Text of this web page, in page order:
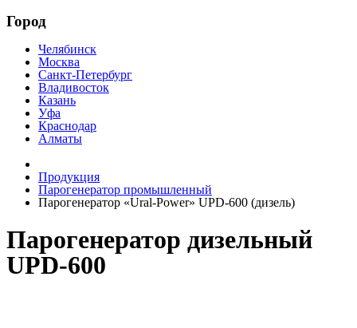
Город
Челябинск
Москва
Санкт-Петербург
Владивосток
Казань
Уфа
Краснодар
Алматы
Продукция
Парогенератор промышленный
Парогенератор «Ural-Power» UPD-600 (дизель)
Парогенератор дизельный
UPD-600